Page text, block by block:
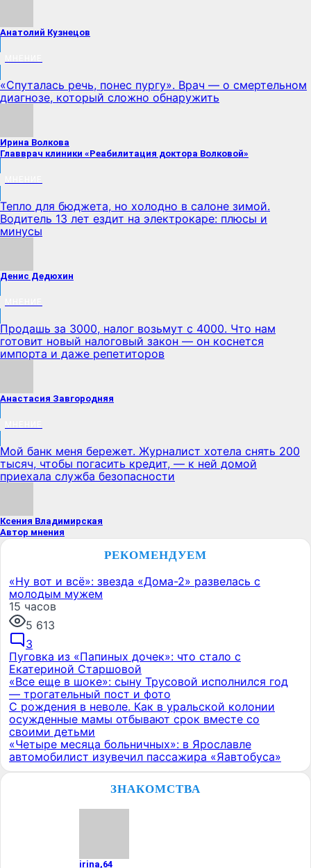
Анатолий Кузнецов
«Спуталась речь, понес пургу». Врач — о смертельном
диагнозе, который сложно обнаружить
Ирина Волкова
Главврач клиники «Реабилитация доктора Волковой»
Тепло для бюджета, но холодно в салоне зимой.
Водитель 13 лет ездит на электрокаре: плюсы и
минусы
Денис Дедюхин
Продашь за 3000, налог возьмут с 4000. Что нам
готовит новый налоговый закон — он коснется
импорта и даже репетиторов
Анастасия Завгородняя
Мой банк меня бережет. Журналист хотела снять 200
тысяч, чтобы погасить кредит, — к ней домой
приехала служба безопасности
Ксения Владимирская
Автор мнения
РЕКОМЕНДУЕМ
«Ну вот и всё»: звезда «Дома-2» развелась с
молодым мужем
15 часов
5 613
3
Пуговка из «Папиных дочек»: что стало с
Екатериной Старшовой
«Все еще в шоке»: сыну Трусовой исполнился год
— трогательный пост и фото
С рождения в неволе. Как в уральской колонии
осужденные мамы отбывают срок вместе со
своими детьми
«Четыре месяца больничных»: в Ярославле
автомобилист изувечил пассажира «Яавтобуса»
ЗНАКОМСТВА
irina,64